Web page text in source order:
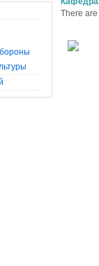
There